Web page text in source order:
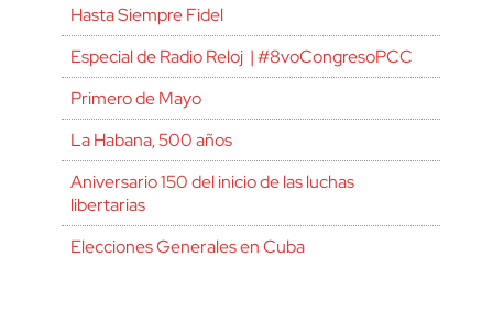
Hasta Siempre Fidel
Especial de Radio Reloj | #8voCongresoPCC
Primero de Mayo
La Habana, 500 años
Aniversario 150 del inicio de las luchas
libertarias
Elecciones Generales en Cuba